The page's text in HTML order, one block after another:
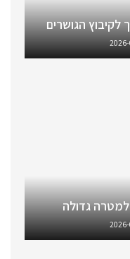
הגושרים
גדולה